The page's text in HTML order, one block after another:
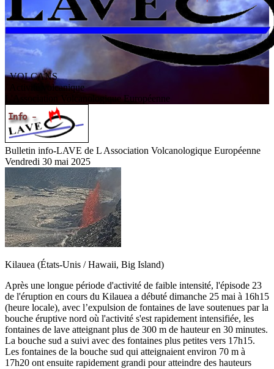
VOLCANS
/ Activité volcanique
ssociation V olcanologiqueEuropéenne
Bulletin info-LAVE de L Association Volcanologique Européenne
Vendredi 30 mai 2025
Kilauea (États-Unis / Hawaii, Big Island)
Après une longue période d'activité de faible intensité, l'épisode 23
de l'éruption en cours du Kilauea a débuté dimanche 25 mai à 16h15
(heure locale), avec l’expulsion de fontaines de lave soutenues par la
bouche éruptive nord où l'activité s'est rapidement intensifiée, les
fontaines de lave atteignant plus de 300 m de hauteur en 30 minutes.
La bouche sud a suivi avec des fontaines plus petites vers 17h15.
Les fontaines de la bouche sud qui atteignaient environ 70 m à
17h20 ont ensuite rapidement grandi pour atteindre des hauteurs